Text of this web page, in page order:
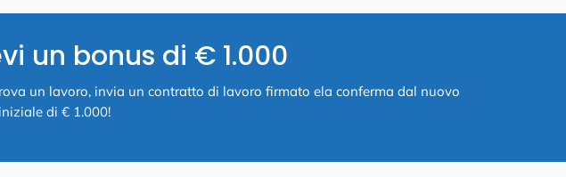
un bonus di € 1.000
un lavoro, invia un contratto di lavoro firmato ela conferma dal nuovo
di € 1.000!